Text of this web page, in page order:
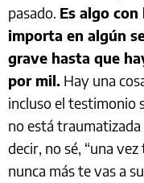
pasado. Es algo
importa en algún
grave hasta que
por mil. Hay una
incluso el testimonio
no está
decir, no sé, “una
nunca más te vas a